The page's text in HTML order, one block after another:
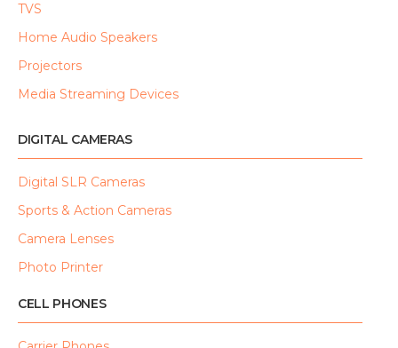
TVS
Home Audio Speakers
Projectors
Media Streaming Devices
DIGITAL CAMERAS
Digital SLR Cameras
Sports & Action Cameras
Camera Lenses
Photo Printer
CELL PHONES